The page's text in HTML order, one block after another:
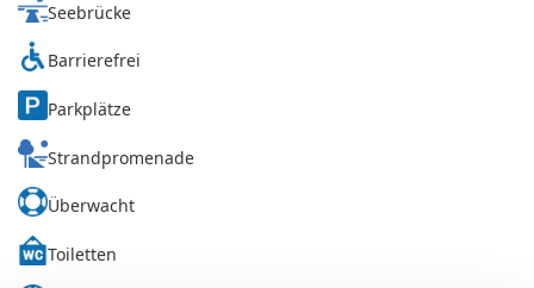
Seebrücke
Barrierefrei
Parkplätze
Strandpromenade
Überwacht
Toiletten